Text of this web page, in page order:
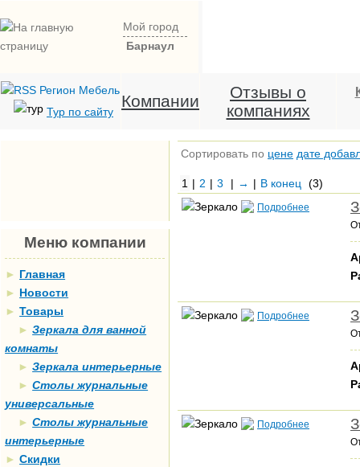
Мой город
Барнаул
Тур по сайту
Компании
Отзывы о
компаниях
Меню компании
► Главная
► Новости
► Товары
► Зеркала для ванной
комнаты
► Зеркала интерьерные
► Столы журнальные
универсальные
► Столы журнальные
интерьерные
► Скидки
Сортировать по цене дате
1 | 2 | 3 | → | В конец (3)
Подробнее
Подробнее
Подробнее